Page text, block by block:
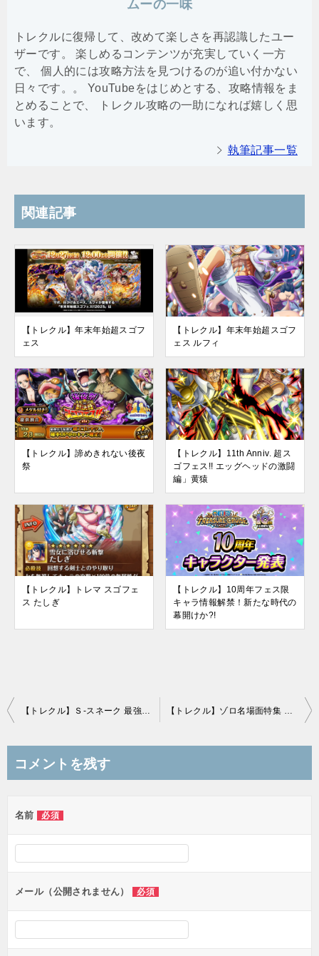
ムーの一味
トレクルに復帰して、改めて楽しさを再認識したユー
ザーです。 楽しめるコンテンツが充実していく一方
で、 個人的には攻略方法を見つけるのが追い付かない
日々です。。 YouTubeをはじめとする、攻略情報をま
とめることで、 トレクル攻略の一助になれば嬉しく思
います。
執筆記事一覧
関連記事
【トレクル】年末年始超スゴフ
ェス
【トレクル】年末年始超スゴフ
ェス ルフィ
【トレクル】諦めきれない後夜
祭
【トレクル】11th Anniv. 超ス
ゴフェス!! エッグヘッドの激闘
編」黄猿
【トレクル】トレマ スゴフェ
ス たしぎ
【トレクル】10周年フェス限
キャラ情報解禁！新たな時代の
幕開けか?!
投
ビ
ー
シ
ョ
ン
コメントを残す
名前 必須
メール（公開されません） 必須